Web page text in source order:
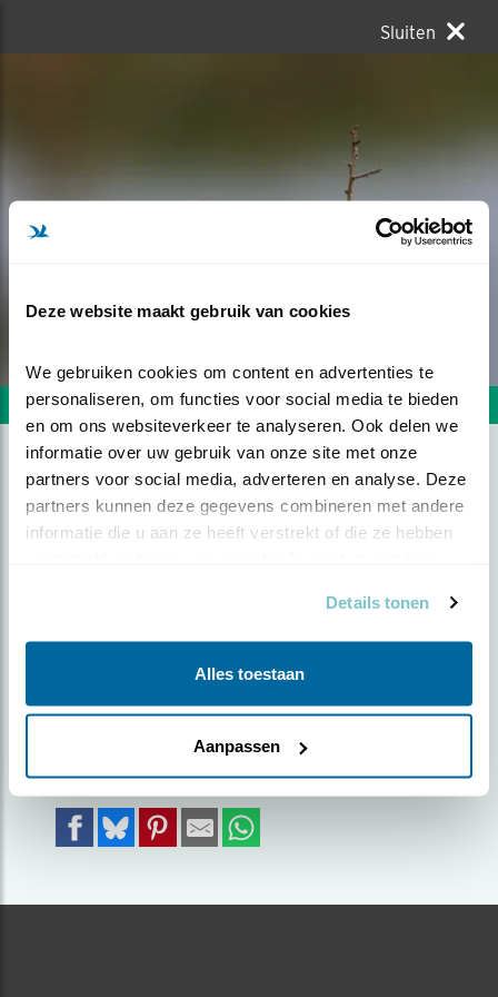
Deze website maakt gebruik van cookies
We gebruiken cookies om content en advertenties te
personaliseren, om functies voor social media te bieden
en om ons websiteverkeer te analyseren. Ook delen we
informatie over uw gebruik van onze site met onze
partners voor social media, adverteren en analyse. Deze
partners kunnen deze gegevens combineren met andere
informatie die u aan ze heeft verstrekt of die ze hebben
Details tonen
Alles toestaan
Aanpassen
Sluiten
Volgende foto Vorige foto
KLAPEKSTER OP DE
UITKIJK.
De klapekster zit even mooi stil.
Foto genomen in: Omgeving lunteren